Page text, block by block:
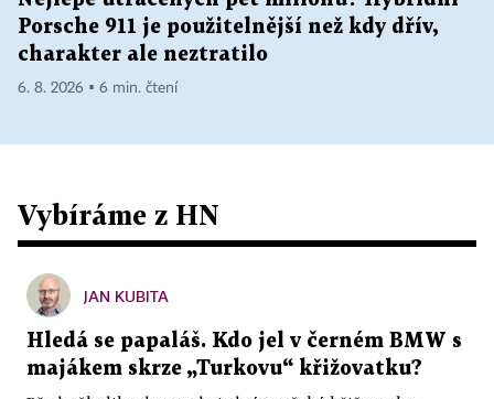
Porsche 911 je použitelnější než kdy dřív,
charakter ale neztratilo
6. 8. 2026 ▪ 6 min. čtení
Vybíráme z HN
JAN KUBITA
Hledá se papaláš. Kdo jel v černém BMW s
majákem skrze „Turkovu“ křižovatku?